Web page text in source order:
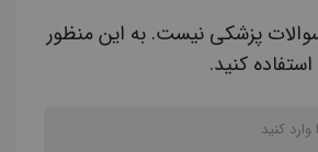
پزشکی نیست. به این منظور
کنید.